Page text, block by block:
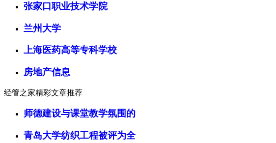
张家口职业技术学院
兰州大学
上海医药高等专科学校
房地产信息
经管之家精彩文章推荐
师德建设与课堂教学氛围的
青岛大学纺织工程被评为全